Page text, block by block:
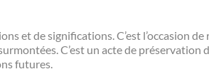
et de significations. C’est l’occasion
C’est un acte de préservation
futures.